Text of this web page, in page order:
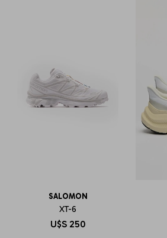
SALOMON
XT-6
U$S 250